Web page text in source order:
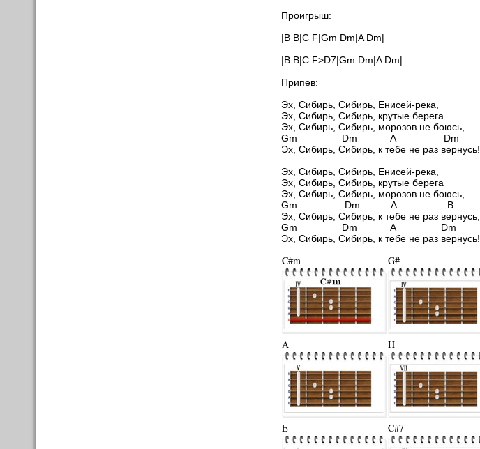
Проигрыш:
|B B|C F|Gm Dm|A Dm|
|B B|C F>D7|Gm Dm|A Dm|
Припев:
Эх, Сибирь, Сибирь, Енисей-река,
Эх, Сибирь, Сибирь, крутые берега
Эх, Сибирь, Сибирь, морозов не боюсь,
Gm Dm A Dm
Эх, Сибирь, Сибирь, к тебе не раз вернусь!
Эх, Сибирь, Сибирь, Енисей-река,
Эх, Сибирь, Сибирь, крутые берега
Эх, Сибирь, Сибирь, морозов не боюсь,
Gm Dm A B
Эх, Сибирь, Сибирь, к тебе не раз вернусь,
Gm Dm A Dm
Эх, Сибирь, Сибирь, к тебе не раз вернусь!
C#m G#
A H
E C#7